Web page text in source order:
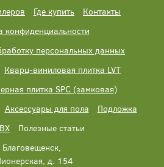
Где купить
Контакты
конфиденциальности
персональных данных
Кварц-виниловая плитка LVT
плитка SPC (замковая)
Аксессуары для пола
Подложка
Полезные статьи
Благовещенск,
д. 154